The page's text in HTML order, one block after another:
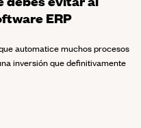
ERP
automatice muchos procesos
inversión que definitivamente